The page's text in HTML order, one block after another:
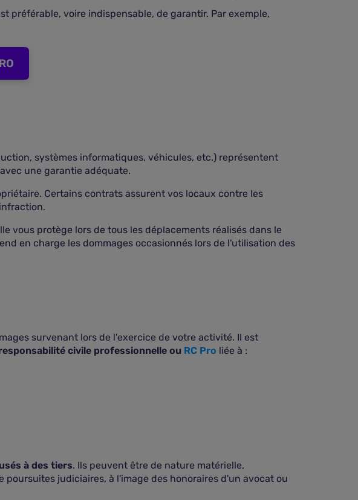
préférable, voire indispensable, de garantir. Par exemple,
systèmes informatiques, véhicules, etc.) représentent
une garantie adéquate.
Certains contrats assurent vos locaux contre les
vous protège lors de tous les déplacements réalisés dans le
en charge les dommages occasionnés lors de l'utilisation des
survenant lors de l'exercice de votre activité. Il est
civile professionnelle ou RC Pro liée à :
à des tiers. Ils peuvent être de nature matérielle,
poursuites judiciaires, à l'image des honoraires d'un avocat ou